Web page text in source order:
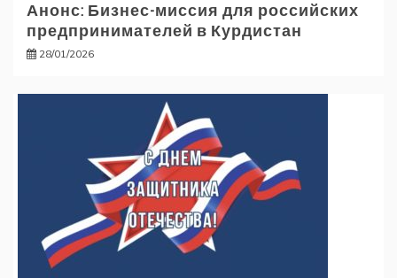
Анонс: Бизнес-миссия для российских
предпринимателей в Курдистан
28/01/2026